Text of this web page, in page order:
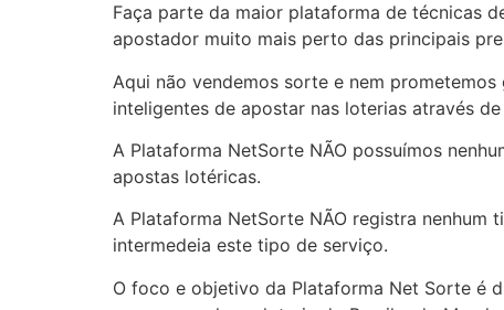
Faça parte da maior plataforma de técnicas
apostador muito mais perto das principais
Aqui não vendemos sorte e nem
inteligentes de apostar nas loterias através
A Plataforma NetSorte NÃO possuímos
apostas lotéricas.
A Plataforma NetSorte NÃO registra nenhum
intermedeia este tipo de serviço.
O foco e objetivo da Plataforma Net Sorte é